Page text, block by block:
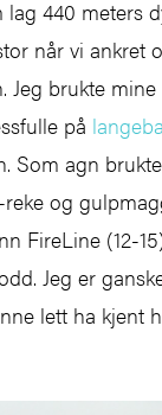
440 meters
når vi ankret
Jeg brukte
på
Som agn
og
FireLine (12-
Jeg er
lett ha kjent